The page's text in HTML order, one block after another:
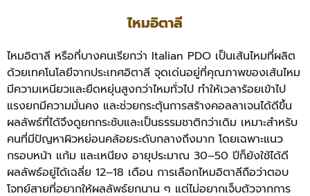
ไหมอิตาลี
ไหมอิตาลี หรือที่บางคนเรียกว่า Italian PDO เป็นเส้นไหมที่ผลิต
ด้วยเทคโนโลยีจากประเทศอิตาลี จุดเด่นอยู่ที่คุณภาพของเส้นไหม
มีความเหนียวและยืดหยุ่นสูงกว่าไหมทั่วไป ทำให้เวลาร้อยเข้าไป
แรงยกมีความมั่นคง และช่วยกระตุ้นการสร้างคอลลาเจนได้ดีขึ้น
ผลลัพธ์ที่ได้จึงดูยกกระชับและเป็นธรรมชาติกว่าเดิม เหมาะสำหรับ
คนที่มีปัญหาผิวหย่อนคล้อยระดับกลางถึงมาก โดยเฉพาะแนว
กรอบหน้า แก้ม และเหนียง อายุประมาณ 30–50 ปีก็ยังใช้ได้ดี
ผลลัพธ์อยู่ได้เฉลี่ย 12–18 เดือน การเลือกไหมอิตาลีถือว่าตอบ
โจทย์สายที่อยากให้ผลลัพธ์ยกนาน ๆ แต่ไม่อยากเจ็บตัวจากการ